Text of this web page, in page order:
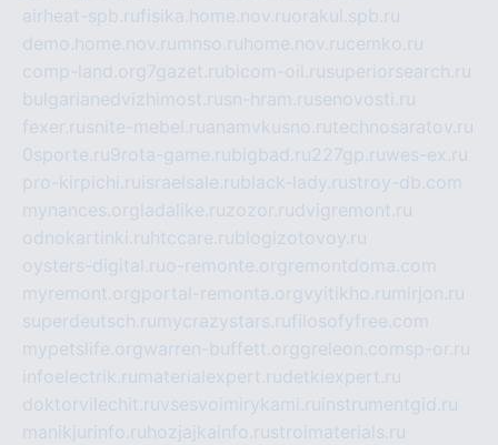
airheat-spb.rufisika.home.nov.ruorakul.spb.ru
demo.home.nov.ru mnso.ru home.nov.rucemko.ru
comp-land.org 7gazet.rubicom-oil.rusuperiorsearch.ru
bulgarianedvizhimost.rusn-hram.rusenovosti.ru
fexer.rusnite-mebel.ruanamvkusno.rutechnosaratov.ru
0sporte.ru9rota-game.rubigbad.ru227gp.ruwes-ex.ru
pro-kirpichi.ru israelsale.rublack-lady.rustroy-db.com
mynances.org ladalike.ruzozor.rudvigremont.ru
odnokartinki.ru htccare.rublogizotovoy.ru
oysters-digital.ruo-remonte.org remontdoma.com
myremont.org portal-remonta.orgvyitikho.ru mirjon.ru
superdeutsch.ru mycrazystars.rufilosofyfree.com
mypetslife.orgwarren-buffett.orggreleon.comsp-or.ru
infoelectrik.ru materialexpert.rudetkiexpert.ru
doktorvilechit.ruvsesvoimirykami.ru instrumentgid.ru
manikjurinfo.ru hozjajkainfo.rustroimaterials.ru